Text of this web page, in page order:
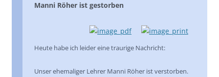
Manni Röher ist gestorben
Heute habe ich leider eine traurige Nachricht:
Unser ehemaliger Lehrer Manni Röher ist verstorben.